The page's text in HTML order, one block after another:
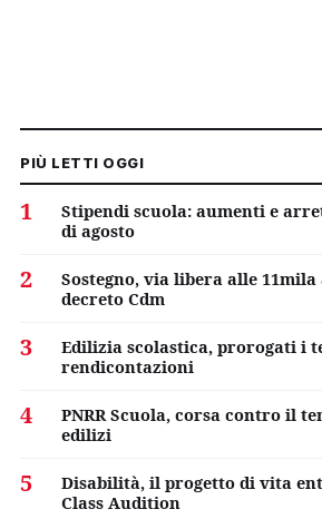
PIÙ LETTI OGGI
1
Stipendi scuola: aumenti e
di agosto
2
Sostegno, via libera alle
decreto Cdm
3
Edilizia scolastica, prorogati i
rendicontazioni
4
PNRR Scuola, corsa contro il
edilizi
5
Disabilità, il progetto di vita
Class Audition